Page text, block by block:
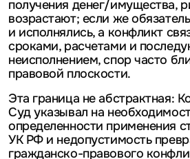
получения денег/имущества,
возрастают; если же
и исполнялись, а конфликт
сроками, расчетами и
неисполнением, спор часто
правовой плоскости.
Эта граница не абстрактная:
Суд указывал на
определенности применения
УК РФ и недопустимость
гражданско-правового